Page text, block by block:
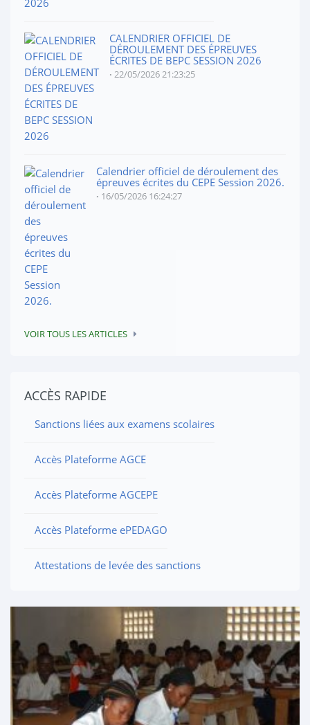
CALENDRIER OFFICIEL DE
DÉROULEMENT DES ÉPREUVES
ÉCRITES DE BEPC SESSION 2026
22/05/2026 21:23:25
Calendrier officiel de déroulement des
épreuves écrites du CEPE Session 2026.
16/05/2026 16:24:27
VOIR TOUS LES ARTICLES
ACCÈS RAPIDE
Sanctions liées aux examens scolaires
Accès Plateforme AGCE
Accès Plateforme AGCEPE
Accès Plateforme ePEDAGO
Attestations de levée des sanctions